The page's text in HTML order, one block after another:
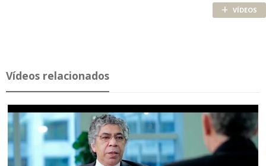
+ VÍDEOS
Ví­deos re­la­ci­o­nados